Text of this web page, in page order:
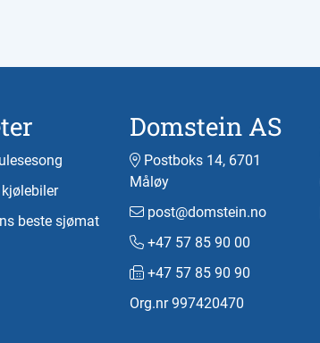
beste sjømat
Domstein AS
Postboks 14, 6701
Måløy
post@domstein.no
+47 57 85 90 00
+47 57 85 90 90
Org.nr 997420470